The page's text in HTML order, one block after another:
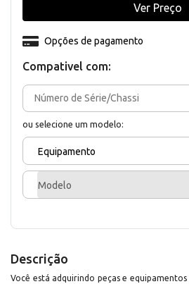
Compativel com:
ou selecione um modelo:
Equipamento
Modelo
Opções de pagamento
Ver Preço
Descrição
Você está adquirindo peças e